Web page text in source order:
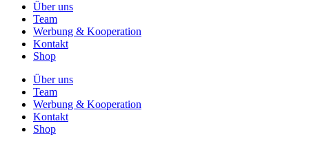
Über uns
Team
Werbung & Kooperation
Kontakt
Shop
Über uns
Team
Werbung & Kooperation
Kontakt
Shop